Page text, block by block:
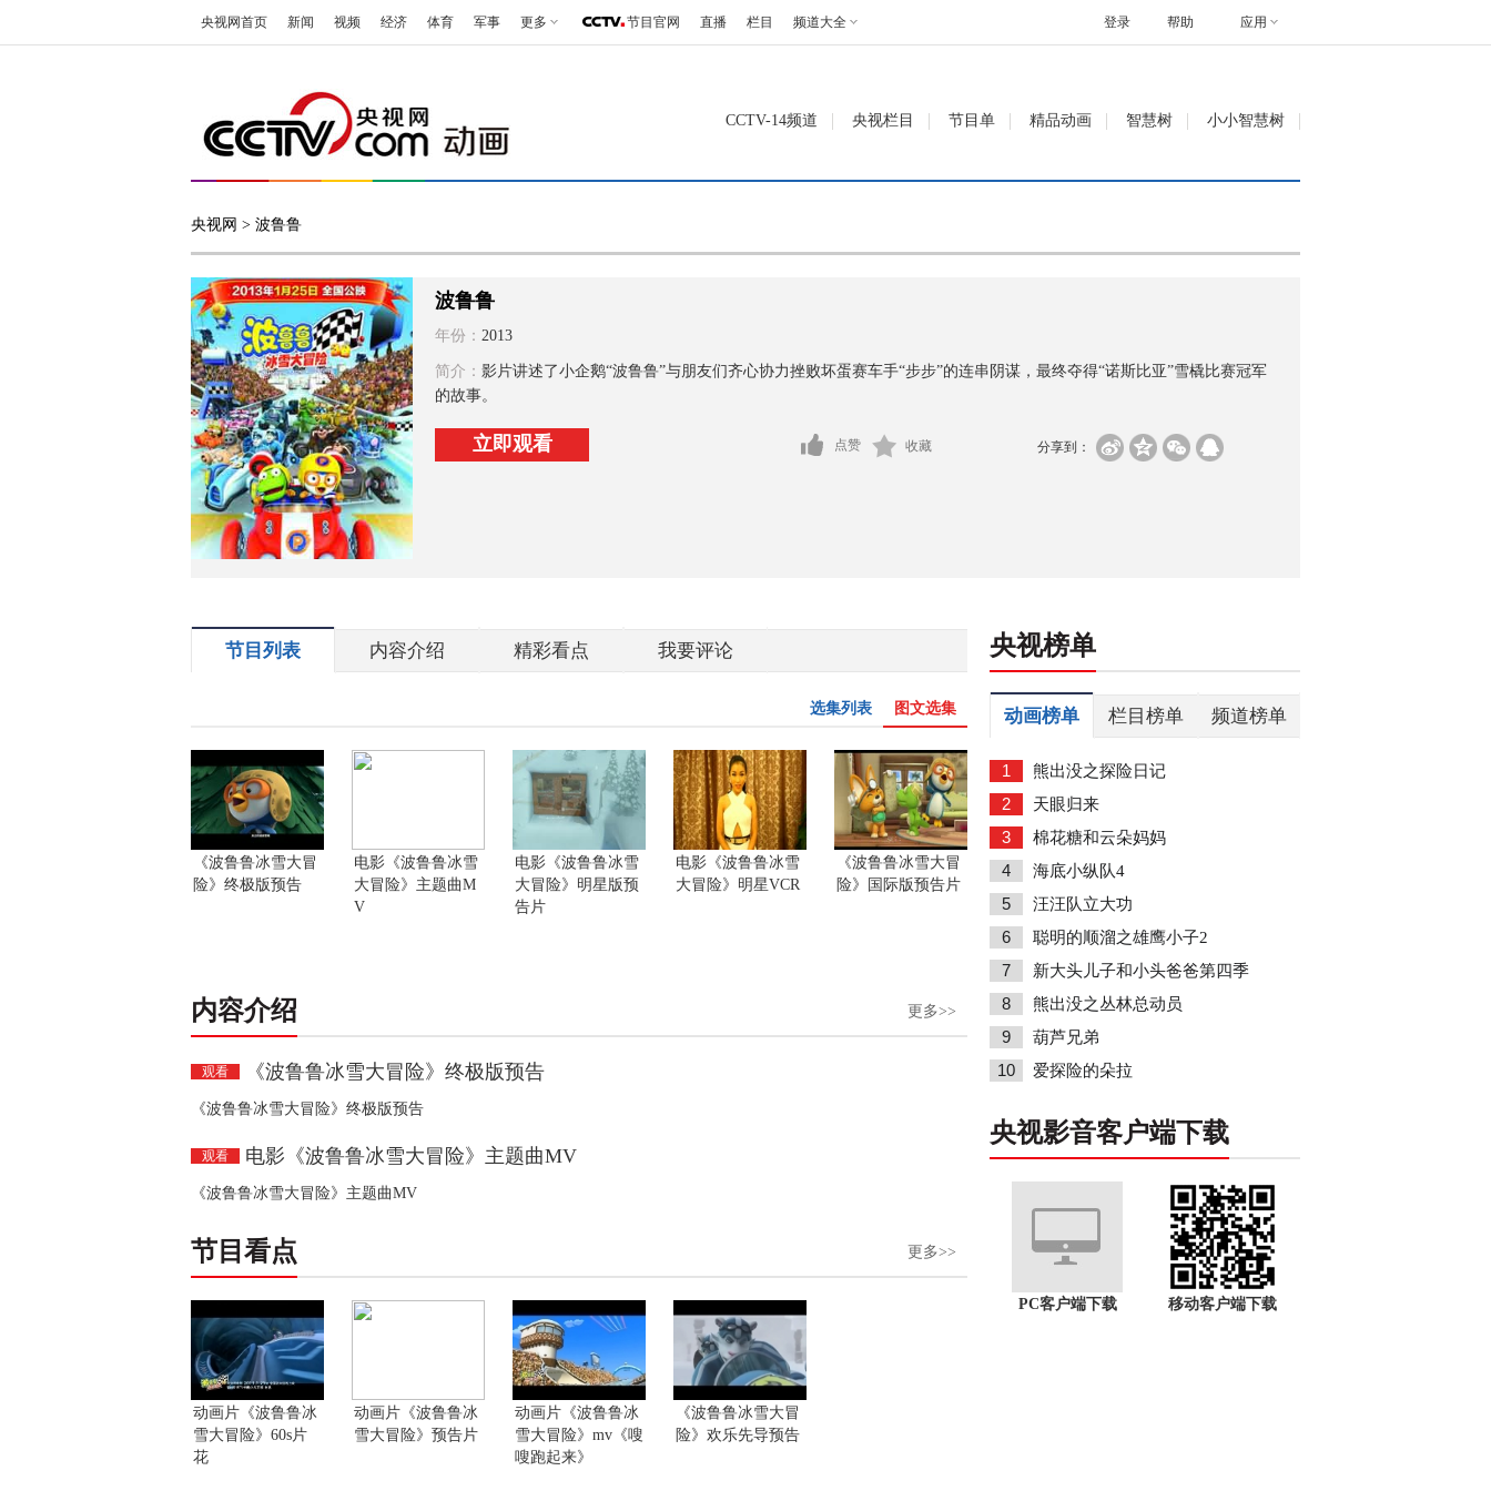
央视网首页 新闻 视频 经济 体育 军事 更多 节目官网 直播 栏目 频道大全 帮助 应用
登录
CCTV-14频道 央视栏目 节目单 精品动画 智慧树 小小智慧树
央视网 > 波鲁鲁
波鲁鲁
年份： 2013
简介： 影片讲述了小企鹅“波鲁鲁”与朋友们齐心协力挫败坏蛋赛车手“步步”的连串阴谋，最终夺得“诺斯比亚”雪橇比赛冠军
的故事。
立即观看 分享到：
点赞 收藏
节目列表 内容介绍 精彩看点 我要评论
图文选集
选集列表
《波鲁鲁冰雪大冒
险》终极版预告
电影《波鲁鲁冰雪
大冒险》主题曲M
V
电影《波鲁鲁冰雪
大冒险》明星版预
告片
电影《波鲁鲁冰雪
大冒险》明星VCR
《波鲁鲁冰雪大冒
险》国际版预告片
内容介绍 更多>>
观看 《波鲁鲁冰雪大冒险》终极版预告
《波鲁鲁冰雪大冒险》终极版预告
观看 电影《波鲁鲁冰雪大冒险》主题曲MV
《波鲁鲁冰雪大冒险》主题曲MV
节目看点 更多>>
动画片《波鲁鲁冰
雪大冒险》60s片
花
动画片《波鲁鲁冰
雪大冒险》预告片
动画片《波鲁鲁冰
雪大冒险》mv《嗖
嗖跑起来》
《波鲁鲁冰雪大冒
险》欢乐先导预告
央视榜单
动画榜单 栏目榜单 频道榜单
1 熊出没之探险日记
2 天眼归来
3 棉花糖和云朵妈妈
4 海底小纵队4
5 汪汪队立大功
6 聪明的顺溜之雄鹰小子2
7 新大头儿子和小头爸爸第四季
8 熊出没之丛林总动员
9 葫芦兄弟
10 爱探险的朵拉
央视影音客户端下载
PC客户端下载 移动客户端下载